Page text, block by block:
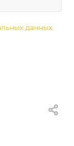
данных